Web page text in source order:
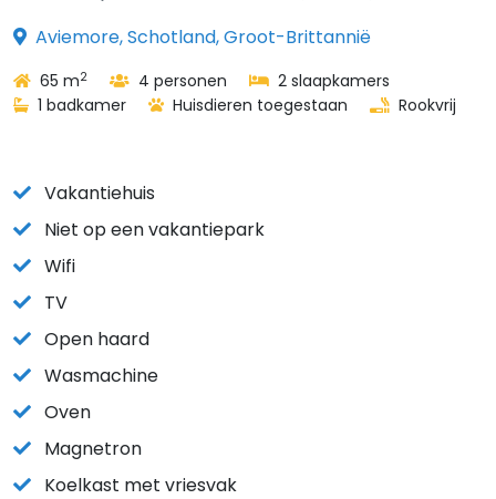
Aviemore, Schotland, Groot-Brittannië
65 m2 4 personen
2 slaapkamers
1 badkamer
Huisdieren toegestaan Rookvrij
Vakantiehuis
Niet op een vakantiepark
Wifi
TV
Open haard
Wasmachine
Oven
Magnetron
Koelkast met vriesvak